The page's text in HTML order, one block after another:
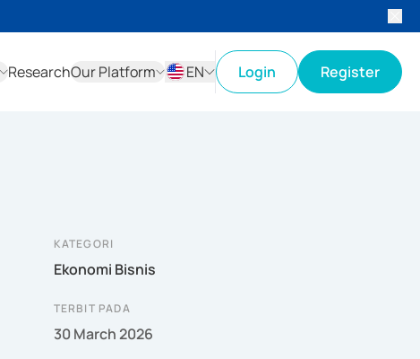
ResearchOur Platform
EN
Login Register
KATEGORI
Ekonomi Bisnis
TERBIT PADA
30 March 2026